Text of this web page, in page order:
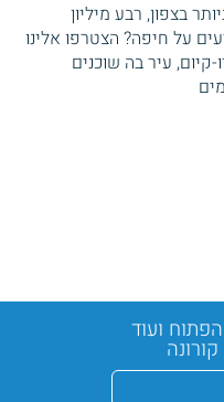
בצפון, רבע מיליון
על חיפה? הצטרפו אלינו
קיום, עיר בה שוכנים
ועוד